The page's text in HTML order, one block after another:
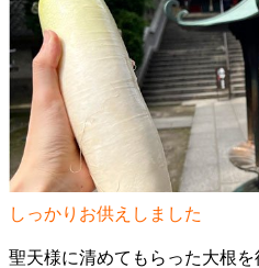
しっかりお供えしました
聖天様に清めてもらった大根を